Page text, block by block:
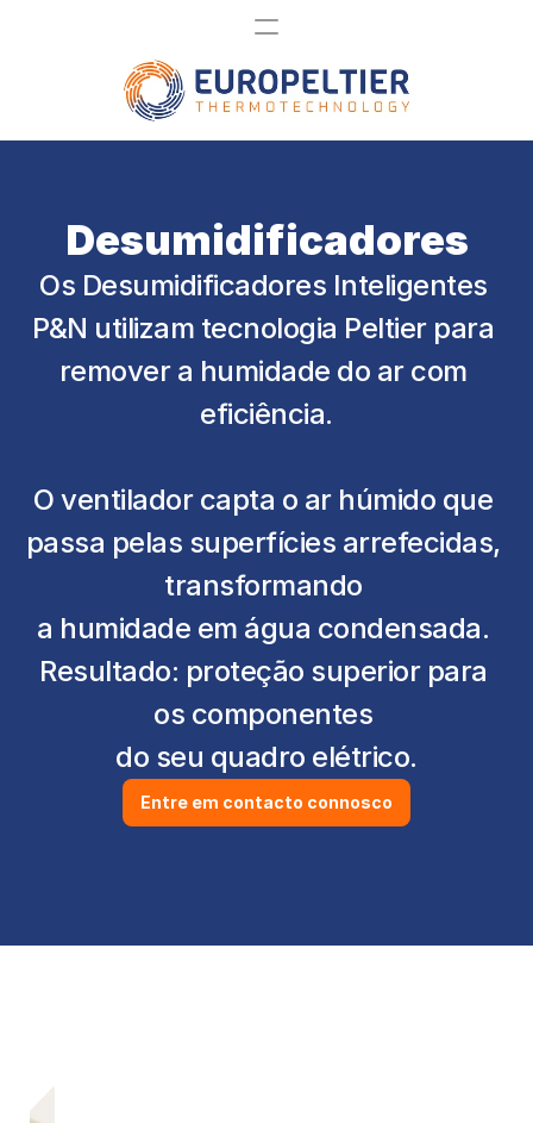
Desumidificadores
Os Desumidificadores Inteligentes
P&N utilizam tecnologia Peltier para
remover a humidade do ar com
eficiência.
O ventilador capta o ar húmido que
passa pelas superfícies arrefecidas,
transformando
a humidade em água condensada.
Resultado: proteção superior para
os componentes
do seu quadro elétrico.
Entre em contacto connosco